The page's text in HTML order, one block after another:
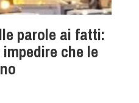
parole ai fatti:
che le